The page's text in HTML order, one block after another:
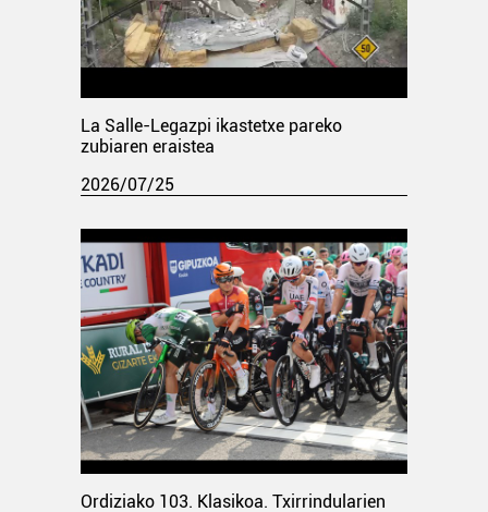
La Salle-Legazpi ikastetxe pareko
zubiaren eraistea
2026/07/25
Ordiziako 103. Klasikoa. Txirrindularien